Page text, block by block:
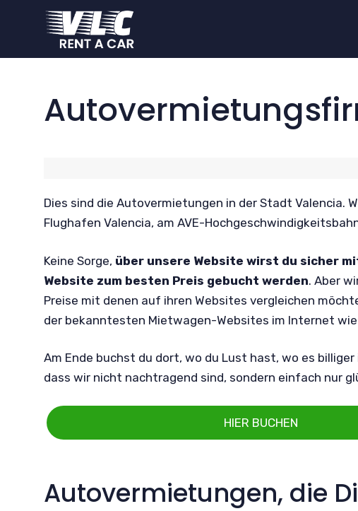
Dies sind die Autovermietungen in der Stadt Valencia.
Flughafen Valencia, am AVE-
Keine Sorge, über unsere Website wirst du sicher
Website zum besten Preis gebucht werden. Aber
Preise mit denen auf ihren Websites vergleichen
der bekanntesten Mietwagen-Websites im Internet wie
Am Ende buchst du dort, wo du Lust hast, wo es
dass wir nicht nachtragend sind, sondern einfach nur
HIER BUCHEN
Autovermietungen, die